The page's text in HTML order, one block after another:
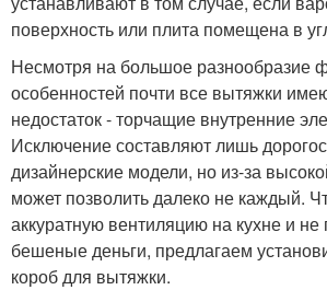
поверхность или плита помещена в
Несмотря на большое разнообразие
особенностей почти все вытяжки
недостаток - торчащие внутренние
Исключение составляют лишь
дизайнерские модели, но из-за
может позволить далеко не каждый.
аккуратную вентиляцию на кухне и не
бешеные деньги, предлагаем
короб для вытяжки.